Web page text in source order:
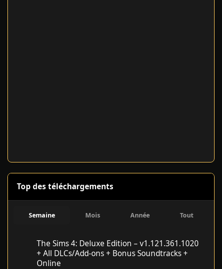
Top des téléchargements
Semaine Mois Année Tout
The Sims 4: Deluxe Edition – v1.121.361.1020
+ All DLCs/Add-ons + Bonus Soundtracks +
Online